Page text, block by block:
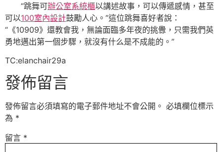
“跳舞可辦公室系統櫃以講述故事，可以傳遞感情，甚至
可以100室內設計鼓勵人心。”這位跳舞喜好者說：
“《10909》還教會我，無論面臨多年夜的挑釁，只需我們英
勇地邁出第一個步驟，就沒有什么是不成能的。”
TC:elanchair29a
發佈留言
發佈留言必須填寫的電子郵件地址不會公開。 必填欄位標示
為 *
留言 *